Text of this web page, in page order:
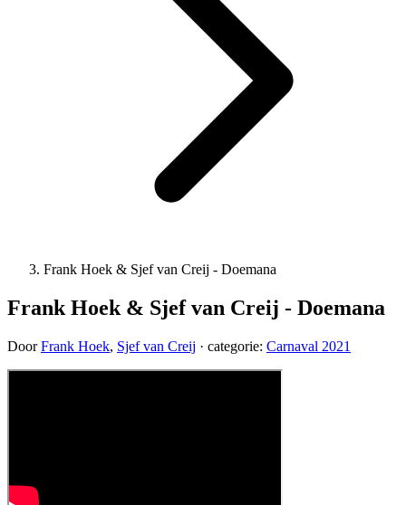
Frank Hoek & Sjef van Creij - Doemana
Frank Hoek & Sjef van Creij - Doemana
DoorFrank Hoek, Sjef van Creij · categorie: Carnaval 2021